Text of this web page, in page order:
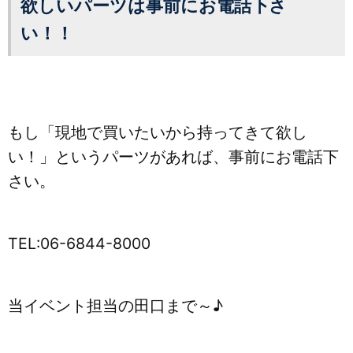
欲しいパーツは事前にお電話下さ
い！！
もし「現地で買いたいから持ってきて欲し
い！」というパーツがあれば、事前にお電話下
さい。
TEL:06-6844-8000
当イベント担当の田口まで～♪